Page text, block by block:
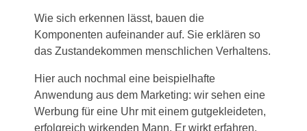
Wie sich erkennen lässt, bauen die
Komponenten aufeinander auf. Sie erklären so
das Zustandekommen menschlichen Verhaltens.
Hier auch nochmal eine beispielhafte
Anwendung aus dem Marketing: wir sehen eine
Werbung für eine Uhr mit einem gutgekleideten,
erfolgreich wirkenden Mann. Er wirkt erfahren,